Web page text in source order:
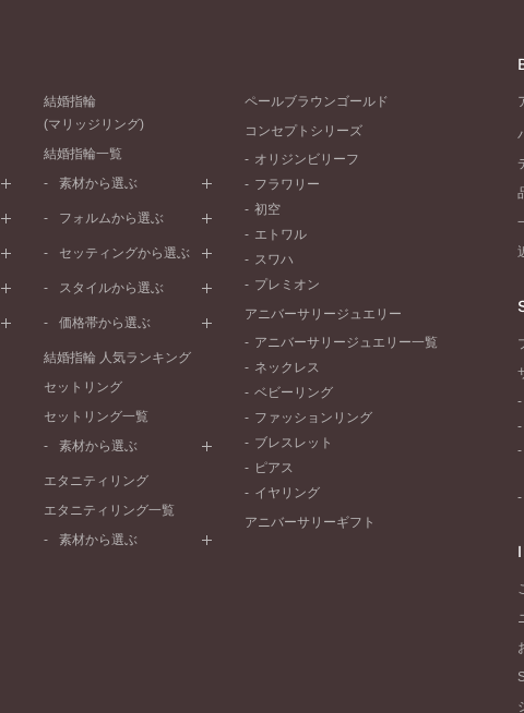
結婚指輪
(マリッジリング)
結婚指輪一覧
素材から選ぶ
プラチナ
ピンクゴールド
ペールブラウンゴールド
フォルムから選ぶ
ストレートライン
V字ライン
セッティングから選ぶ
プレーン
セベラルメレ
ラインメレ
スタイルから選ぶ
シンプル
モード
エレガント
ゴージャス
価格帯から選ぶ
50万円～
20万円～30万円
10万円～20万円
結婚指輪 人気ランキング
セットリング
セットリング一覧
素材から選ぶ
プラチナ
ペールブラウンゴールド
エタニティリング
エタニティリング一覧
素材から選ぶ
ペールブラウンゴールド
コンセプトシリーズ
オリジンビリーフ
フラワリー
初空
エトワル
スワハ
プレミオン
アニバーサリージュエリー
アニバーサリージュエリー一覧
ネックレス
ベビーリング
ファッションリング
ブレスレット
ピアス
イヤリング
アニバーサリーギフト